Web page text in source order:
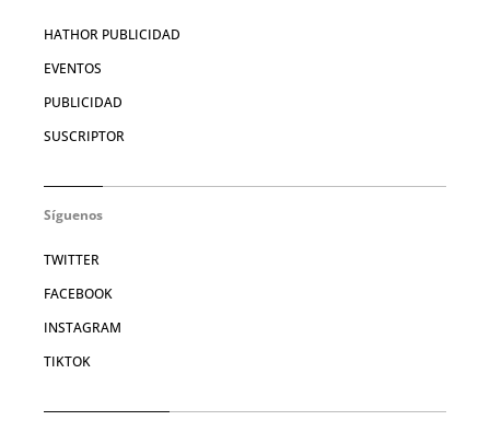
HATHOR PUBLICIDAD
EVENTOS
PUBLICIDAD
SUSCRIPTOR
Síguenos
TWITTER
FACEBOOK
INSTAGRAM
TIKTOK